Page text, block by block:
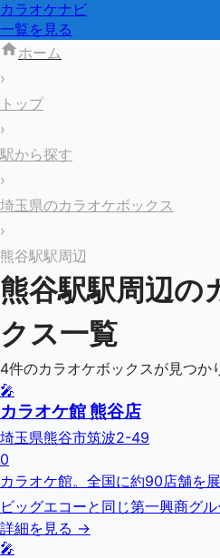
カラオケナビ
一覧を見る
ホーム
›
トップ
›
駅から探す
›
埼玉県のカラオケボックス
›
熊谷駅駅周辺
熊谷駅駅周辺の
クス一覧
4件のカラオケボックスが見つか
🎤
カラオケ館 熊谷店
埼玉県熊谷市筑波2-49
0
カラオケ館。全国に約90店舗を
ビッグエコーと同じ第一興商グル
詳細を見る →
🎤